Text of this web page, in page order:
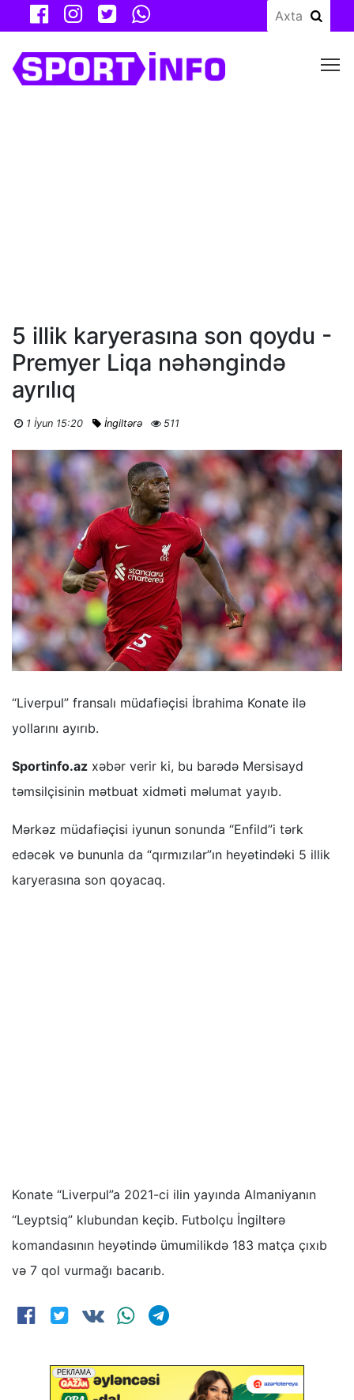
5 illik karyerasına son qoydu -
Premyer Liqa nəhəngində
ayrılıq
1 İyun 15:20 İngiltərə 511
“Liverpul” fransalı müdafiəçisi İbrahima Konate ilə
yollarını ayırıb.
Sportinfo.az xəbər verir ki, bu barədə Mersisayd
təmsilçisinin mətbuat xidməti məlumat yayıb.
Mərkəz müdafiəçisi iyunun sonunda “Enfild”i tərk
edəcək və bununla da “qırmızılar”ın heyətindəki 5 illik
karyerasına son qoyacaq.
Konate “Liverpul”a 2021-ci ilin yayında Almaniyanın
“Leyptsiq” klubundan keçib. Futbolçu İngiltərə
komandasının heyətində ümumilikdə 183 matça çıxıb
və 7 qol vurmağı bacarıb.